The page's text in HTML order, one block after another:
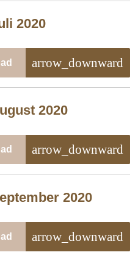
2020
arrow_downward
2020
arrow_downward
2020
arrow_downward